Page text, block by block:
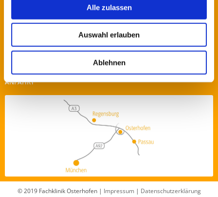
Alle zulassen
Auswahl erlauben
Ablehnen
info@fachklinik-osterhofen.de
WIE KÖNNEN WIR IHNEN HELFEN?
Schicken Sie uns eine Nachricht über unserKontaktformular!
Oder nutzen Sie die anderen Kontaktmöglichkeiten.
ANFAHRT
© 2019 Fachklinik Osterhofen | Impressum | Datenschutzerklärung